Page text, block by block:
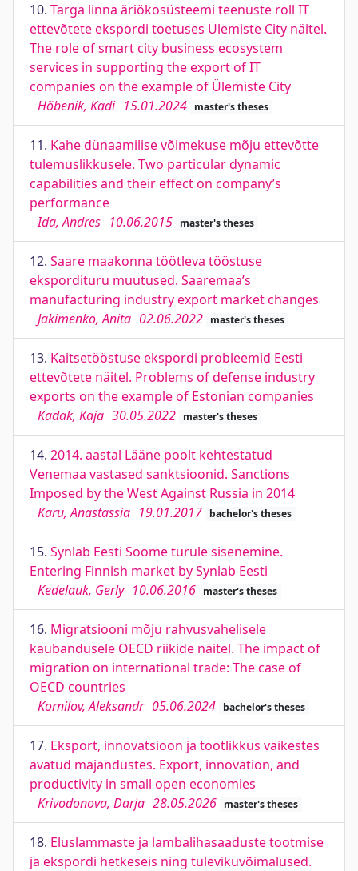
10. Targa linna äriökosüsteemi teenuste roll IT
ettevõtete ekspordi toetuses Ülemiste City näitel.
The role of smart city business ecosystem
services in supporting the export of IT
companies on the example of Ülemiste City
Hõbenik, Kadi 15.01.2024 master's theses
11. Kahe dünaamilise võimekuse mõju ettevõtte
tulemuslikkusele. Two particular dynamic
capabilities and their effect on company’s
performance
Ida, Andres 10.06.2015 master's theses
12. Saare maakonna töötleva tööstuse
ekspordituru muutused. Saaremaa’s
manufacturing industry export market changes
Jakimenko, Anita 02.06.2022 master's theses
13. Kaitsetööstuse ekspordi probleemid Eesti
ettevõtete näitel. Problems of defense industry
exports on the example of Estonian companies
Kadak, Kaja 30.05.2022 master's theses
14. 2014. aastal Lääne poolt kehtestatud
Venemaa vastased sanktsioonid. Sanctions
Imposed by the West Against Russia in 2014
Karu, Anastassia 19.01.2017 bachelor's theses
15. Synlab Eesti Soome turule sisenemine.
Entering Finnish market by Synlab Eesti
Kedelauk, Gerly 10.06.2016 master's theses
16. Migratsiooni mõju rahvusvahelisele
kaubandusele OECD riikide näitel. The impact of
migration on international trade: The case of
OECD countries
Kornilov, Aleksandr 05.06.2024 bachelor's theses
17. Eksport, innovatsioon ja tootlikkus väikestes
avatud majandustes. Export, innovation, and
productivity in small open economies
Krivodonova, Darja 28.05.2026 master's theses
18. Eluslammaste ja lambalihasaaduste tootmise
ja ekspordi hetkeseis ning tulevikuvõimalused.